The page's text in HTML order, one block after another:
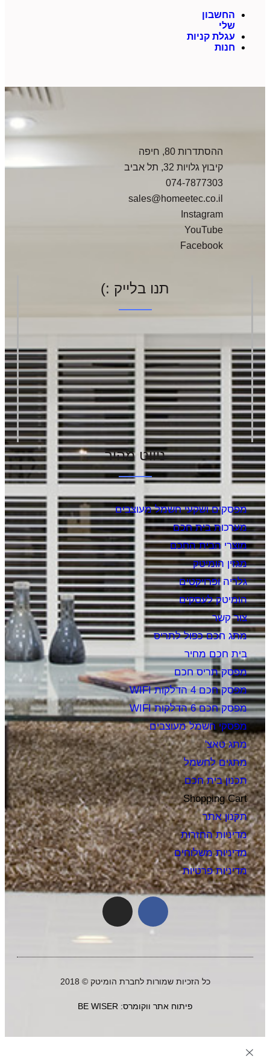
החשבון
שלי
עגלת קניות
חנות
ההסתדרות 80, חיפה
קיבוץ גלויות 32, תל אביב
074-7877303
sales@homeetec.co.il
Instagram
YouTube
Facebook
תנו בלייק :)
ניווט מהיר
מפסקים ושקעי חשמל מעוצבים
מערכות בית חכם
מוצרי הבית החכם
מגזין הומיטק
גלריה ופרויקטים
הומיטק לעסקים
צור קשר
מתג חכם כפול לתריס
בית חכם מחיר
מפסק תריס חכם
מפסק חכם 4 הדלקות WIFI
מפסק חכם 6 הדלקות WIFI
מפסקי חשמל מעוצבים
מתג טאצ'
מתגים לחשמל
תכנון בית חכם
Shopping Cart
תקנון אתר
מדיניות החזרות
מדיניות משלוחים
מדיניות פרטיות
כל הזכיות שמורות לחברת הומיטק © 2018
פיתוח אתר ווקומרס: BE WISER